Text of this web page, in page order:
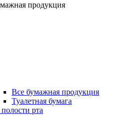
продукция
Все бумажная продукция
Туалетная бумага
рта